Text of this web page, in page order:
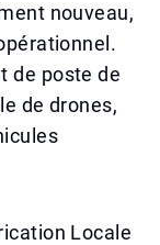
nouveau,
de poste de
de drones,
Locale